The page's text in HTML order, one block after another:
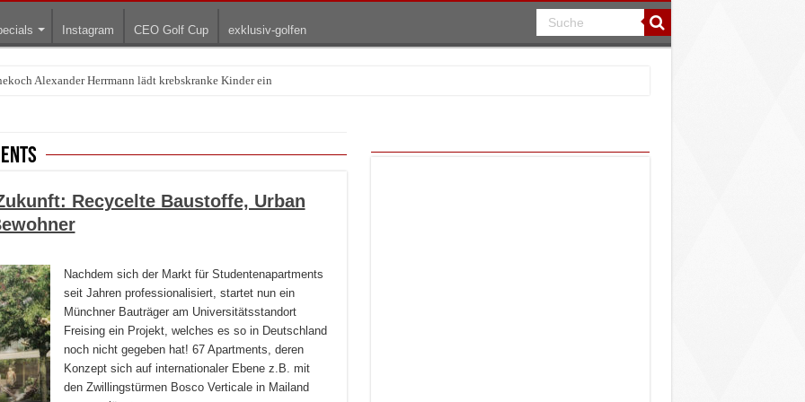
Instagram CEO Golf Cup exklusiv-golfen
Alexander Herrmann lädt krebskranke Kinder ein
Recycelte Baustoffe, Urban
Nachdem sich der Markt für Studentenapartments
seit Jahren professionalisiert, startet nun ein
Münchner Bauträger am Universitätsstandort
Freising ein Projekt, welches es so in Deutschland
noch nicht gegeben hat! 67 Apartments, deren
Konzept sich auf internationaler Ebene z.B. mit
den Zwillingstürmen Bosco Verticale in Mailand